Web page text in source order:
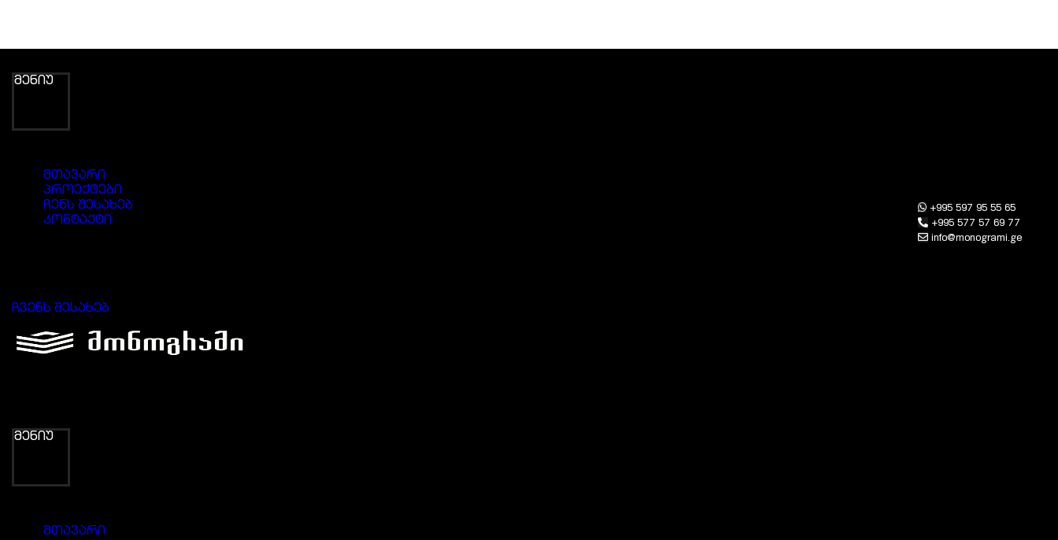
მენიუ
მთავარი
პროექტები
ჩენს შესახებ
კონტაქტი
ჩვენს შესახებ
+995 597 95 55 65
+995 577 57 69 77
info@monogrami.ge
მენიუ
მთავარი